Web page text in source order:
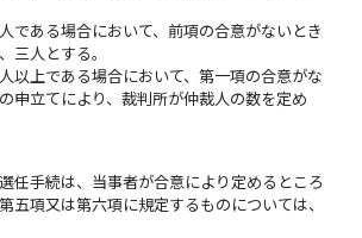
である場合において、前項の合意がないとき
三人とする。
以上である場合において、第一項の合意がな
申立てにより、裁判所が仲裁人の数を定め
任手続は、当事者が合意により定めるところ
五項又は第六項に規定するものについては、